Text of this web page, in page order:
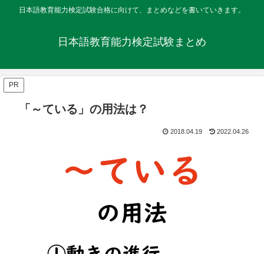
日本語教育能力検定試験合格に向けて、まとめなどを書いていきます。
日本語教育能力検定試験まとめ
PR
「～ている」の用法は？
2018.04.19 2022.04.26